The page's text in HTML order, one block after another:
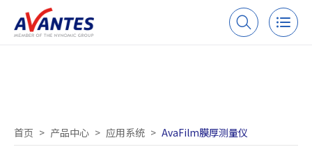
首页 > 产品中心 > 应用系统 > AvaFilm膜厚测量仪